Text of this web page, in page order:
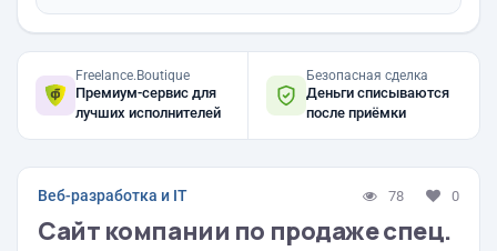
Freelance.Boutique
Премиум-сервис для
лучших исполнителей
Безопасная сделка
Деньги списываются
после приёмки
Веб-разработка и IT 78 0
Сайт компании по продаже спец.